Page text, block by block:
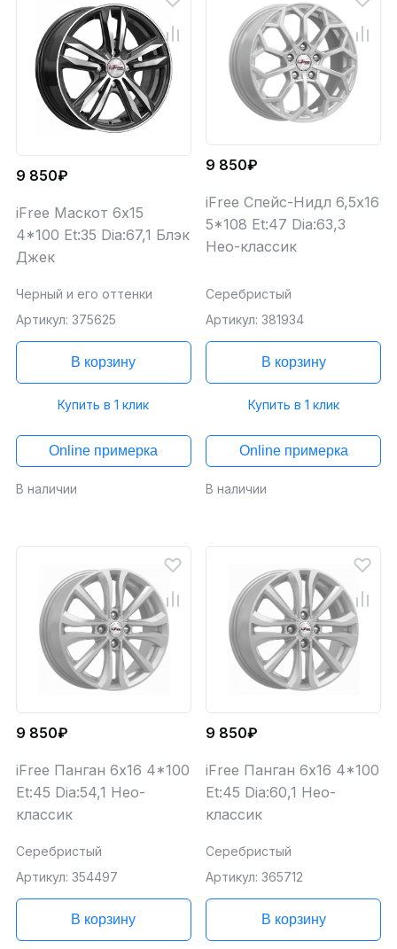
9 850₽
iFree Маскот 6x15
4*100 Et:35 Dia:67,1 Блэк
Джек
Черный и его оттенки
Артикул: 375625
В корзину
Купить в 1 клик
Online примерка
В наличии
9 850₽
iFree Спейс-Нидл 6,5x16
5*108 Et:47 Dia:63,3
Нео-классик
Серебристый
Артикул: 381934
В корзину
Купить в 1 клик
Online примерка
В наличии
9 850₽
iFree Панган 6x16 4*100
Et:45 Dia:54,1 Нео-
классик
Серебристый
Артикул: 354497
В корзину
9 850₽
iFree Панган 6x16 4*100
Et:45 Dia:60,1 Нео-
классик
Серебристый
Артикул: 365712
В корзину